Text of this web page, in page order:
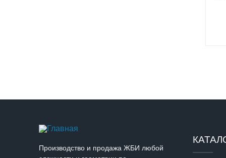
Производство и продажа ЖБИ любой